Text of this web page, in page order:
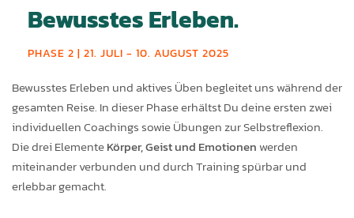
Bewusstes Erleben.
PHASE 2 | 21. JULI - 10. AUGUST 2025
Bewusstes Erleben und aktives Üben begleitet uns während der
gesamten Reise. In dieser Phase erhältst Du deine ersten zwei
individuellen Coachings sowie Übungen zur Selbstreflexion.
Die drei ElementeKörper, Geist und Emotionen werden
miteinander verbunden und durch Training spürbar und
erlebbar gemacht.